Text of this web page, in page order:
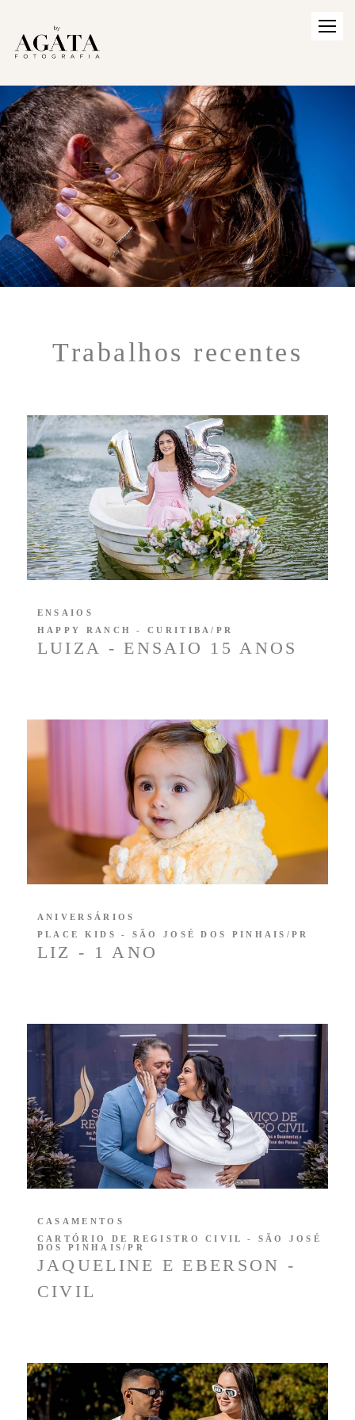
Trabalhos recentes
LUIZA - ENSAIO 15 ANOS
ENSAIOS
HAPPY RANCH - CURITIBA/PR
LIZ - 1 ANO
ANIVERSÁRIOS
PLACE KIDS - SÃO JOSÉ DOS PINHAIS/PR
JAQUELINE E EBERSON -
CIVIL
CASAMENTOS
CARTÓRIO DE REGISTRO CIVIL - SÃO JOSÉ
DOS PINHAIS/PR